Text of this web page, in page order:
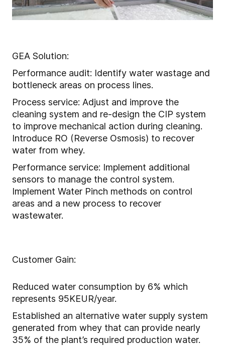
GEA Solution:
Performance audit: Identify water wastage and
bottleneck areas on process lines.
Process service: Adjust and improve the
cleaning system and re-design the CIP system
to improve mechanical action during cleaning.
Introduce RO (Reverse Osmosis) to recover
water from whey.
Performance service: Implement additional
sensors to manage the control system.
Implement Water Pinch methods on control
areas and a new process to recover
wastewater.
Customer Gain:
Reduced water consumption by 6% which
represents 95KEUR/year.
Established an alternative water supply system
generated from whey that can provide nearly
35% of the plant’s required production water.